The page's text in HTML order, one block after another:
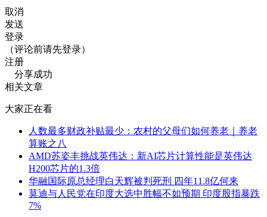
取消
发送
登录
（评论前请先登录）
注册
分享成功
相关文章
大家正在看
人数最多财政补贴最少：农村的父母们如何养老｜养老
算账之八
AMD苏姿丰挑战英伟达：新AI芯片计算性能是英伟达
H200芯片的1.3倍
华融国际原总经理白天辉被判死刑 四年11.8亿何来
莫迪与人民党在印度大选中胜幅不如预期 印度股指暴跌
7%